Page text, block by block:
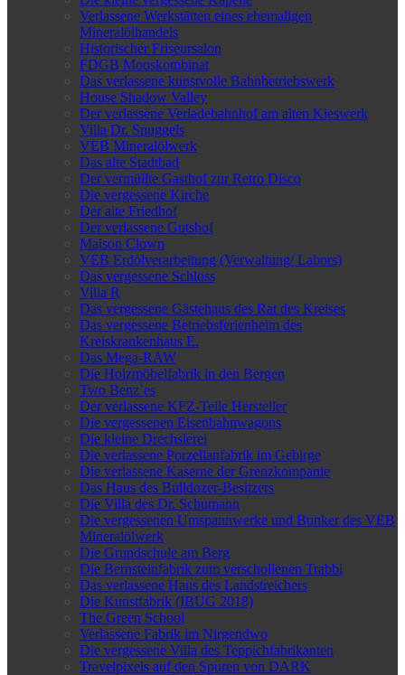
Verlassene Werkstätten eines ehemaligen
Mineralölhandels
Historischer Friseursalon
FDGB Mooskombinat
Das verlassene kunstvolle Bahnbetriebswerk
House Shadow Valley
Der verlassene Verladebahnhof am alten Kieswerk
Villa Dr. Snuggels
VEB Mineralölwerk
Das alte Stadtbad
Der vermüllte Gasthof zur Retro Disco
Die vergessene Kirche
Der alte Friedhof
Der verlassene Gutshof
Maison Clown
VEB Erdölverarbeitung (Verwaltung/ Labors)
Das vergessene Schloss
Villa R
Das vergessene Gästehaus des Rat des Kreises
Das vergessene Betriebsferienheim des
Kreiskrankenhaus E.
Das Mega-RAW
Die Holzmöbelfabrik in den Bergen
Two Benz`es
Der verlassene KFZ-Teile Hersteller
Die vergessenen Eisenbahnwagons
Die kleine Drechslerei
Die verlassene Porzellanfabrik im Gebirge
Die verlassene Kaserne der Grenzkompanie
Das Haus des Bulldozer-Besitzers
Die Villa des Dr. Schumann
Die vergessenen Umspannwerke und Bunker des VEB
Mineralölwerk
Die Grundschule am Berg
Die Bernsteinfabrik zum verschollenen Trabbi
Das verlassene Haus des Landstreichers
Die Kunstfabrik (IBUG 2018)
The Green School
Verlassene Fabrik im Nirgendwo
Die vergessene Villa des Teppichfabrikanten
Travelpixels auf den Spuren von DARK